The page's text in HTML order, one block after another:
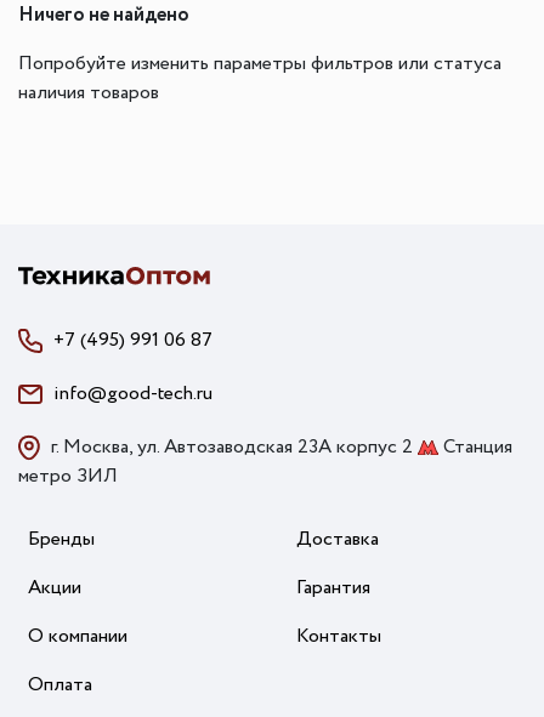
Ничего не найдено
Попробуйте изменить параметры фильтров или статуса
наличия товаров
+7 (495) 991 06 87
info@good-tech.ru
г. Москва, ул. Автозаводская 23А корпус 2
Станция
метро ЗИЛ
Бренды
Акции
О компании
Оплата
Доставка
Гарантия
Контакты